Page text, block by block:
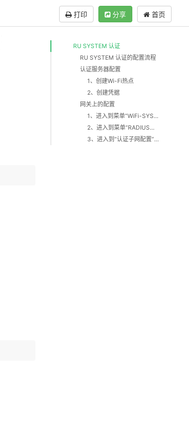
打印 首页
分享
RU SYSTEM 认证
RU SYSTEM 认证的配置流程
认证服务器配置
1、创建Wi-Fi热点
2、创建凭据
网关上的配置
1、进入到菜单“WiFi-SYSTEM 认证”
2、进入到菜单“RADIUS配置”
3、进入到“认证子网配置”开启认证